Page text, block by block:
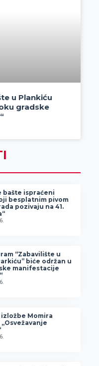
u Plankiću
gradske
bašte ispraćeni
besplatnim pivom
pozivaju na 41.
“Zabavilište u
biće održan u
manifestacije
Momira